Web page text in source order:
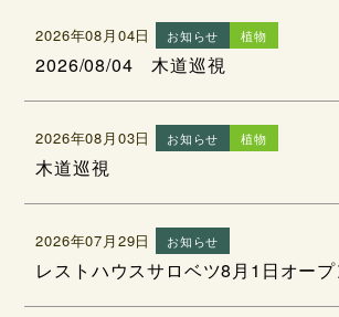
2026年08月04日 お知らせ 植物
2026/08/04 木道巡視
2026年08月03日 お知らせ 植物
木道巡視
2026年07月29日 お知らせ
レストハウスサロベツ8月1日オープ